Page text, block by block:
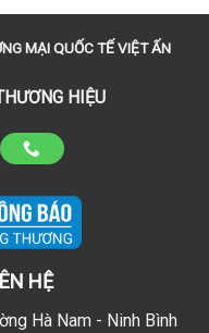
MẠI QUỐC TẾ VIỆT ẤN
HIỆU
HỆ
Hà Nam - Ninh Bình